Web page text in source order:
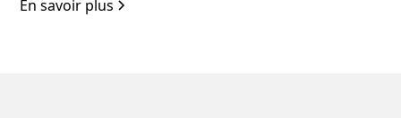
En savoir plus